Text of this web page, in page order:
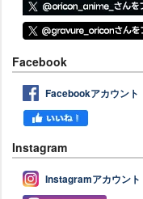
Facebook
Facebookアカウント
Instagram
Instagramアカウント